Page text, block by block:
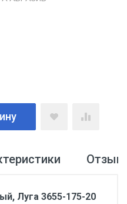
Луга 3655-175-20